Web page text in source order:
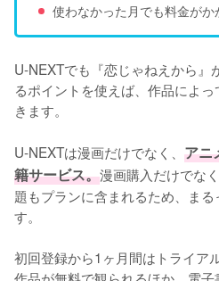
使わなかった月でも料金がか
U-NEXTでも『恋じゃねえから』
るポイントを使えば、作品によ
きます。
U-NEXTは漫画だけでなく、 アニ
籍サービス。漫画購入だけでな
題もプランに含まれるため、ま
す。
初回登録から1ヶ月間はトライア